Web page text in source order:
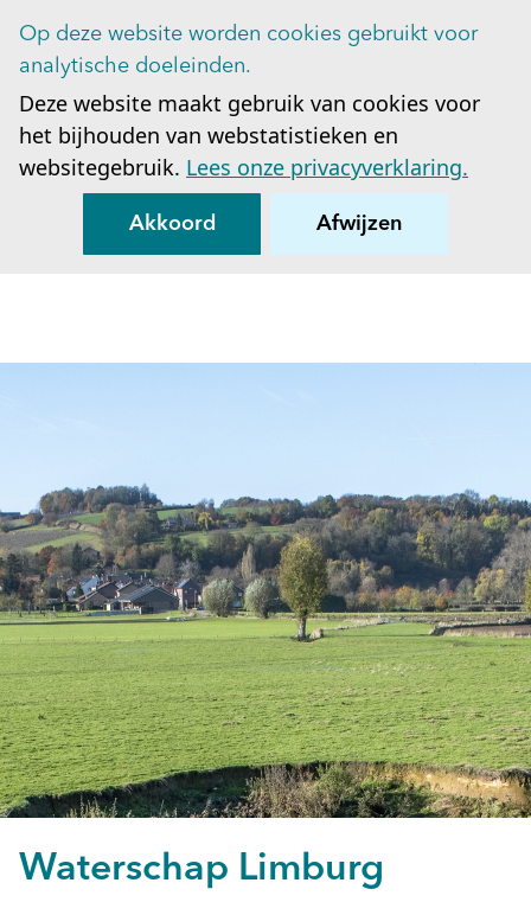
Op deze website worden cookies gebruikt voor
analytische doeleinden.
Deze website maakt gebruik van cookies voor
het bijhouden van webstatistieken en
websitegebruik. Lees onze privacyverklaring.
Akkoord Afwijzen
Waterschap Limburg